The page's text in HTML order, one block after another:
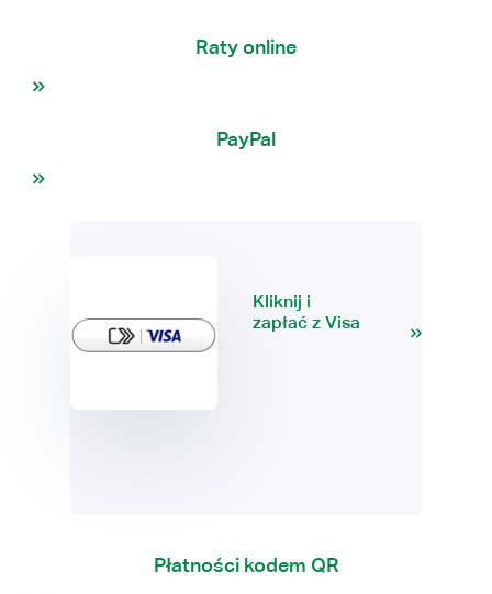
Raty online
PayPal
Kliknij i
zapłać z Visa
Płatności kodem QR